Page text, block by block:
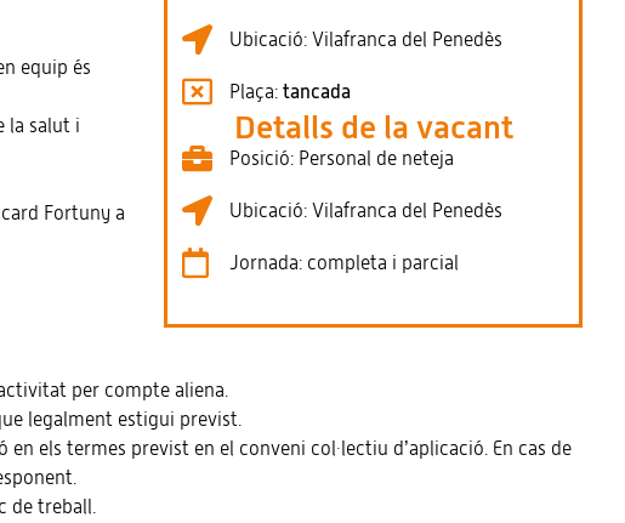
equip és
la salut i
Fortuny a
Ubicació: Vilafranca del Penedès
Plaça: tancada
Detalls de la vacant
Posició: Personal de neteja
Ubicació: Vilafranca del Penedès
Jornada: completa i parcial
per compte aliena.
legalment estigui previst.
els termes previst en el conveni col·lectiu d’aplicació. En cas de
treball.